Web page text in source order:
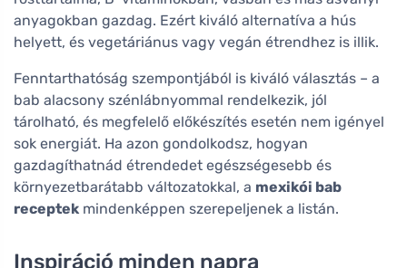
anyagokban gazdag. Ezért kiváló alternatíva a hús
helyett, és vegetáriánus vagy vegán étrendhez is illik.
Fenntarthatóság szempontjából is kiváló választás – a
bab alacsony szénlábnyommal rendelkezik, jól
tárolható, és megfelelő előkészítés esetén nem igényel
sok energiát. Ha azon gondolkodsz, hogyan
gazdagíthatnád étrendedet egészségesebb és
környezetbarátabb változatokkal, a mexikói bab
receptek mindenképpen szerepeljenek a listán.
Inspiráció minden napra